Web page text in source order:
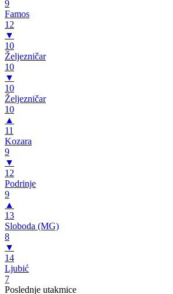
9
Famos
12
▼
10
Željezničar
10
▼
10
Željezničar
10
▲
11
Kozara
9
▼
12
Podrinje
9
▲
13
Sloboda (MG)
8
▼
14
Ljubić
7
Poslednje utakmice